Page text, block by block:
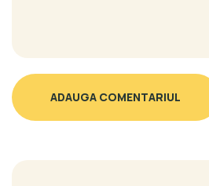
ADAUGA COMENTARIUL